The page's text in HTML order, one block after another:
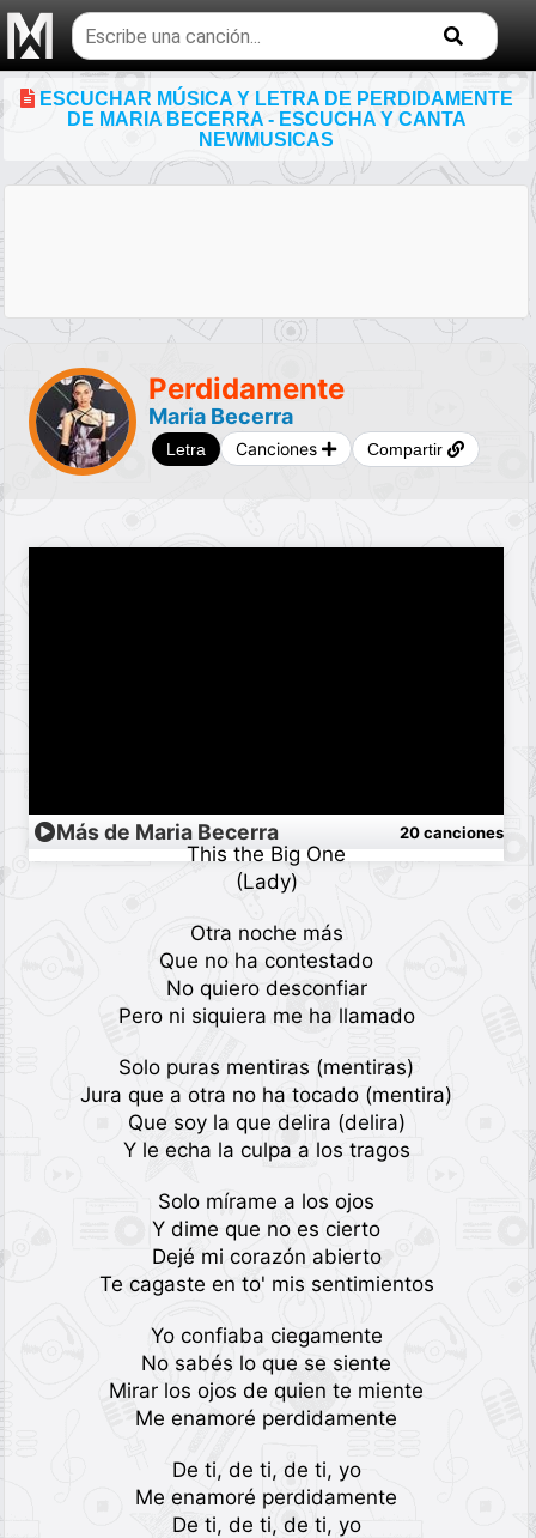
Buscar
temas
musicales
ESCUCHAR MÚSICA Y LETRA DE PERDIDAMENTE
DE MARIA BECERRA - ESCUCHA Y CANTA
NEWMUSICAS
Perdidamente
Maria Becerra
Letra Canciones Compartir
This the Big One
(Lady)
Otra noche más
Que no ha contestado
No quiero desconfiar
Pero ni siquiera me ha llamado
Solo puras mentiras (mentiras)
Jura que a otra no ha tocado (mentira)
Que soy la que delira (delira)
Y le echa la culpa a los tragos
Solo mírame a los ojos
Y dime que no es cierto
Dejé mi corazón abierto
Te cagaste en to' mis sentimientos
Yo confiaba ciegamente
No sabés lo que se siente
Mirar los ojos de quien te miente
Me enamoré perdidamente
De ti, de ti, de ti, yo
Me enamoré perdidamente
De ti, de ti, de ti, yo
Más de Maria Becerra 20 canciones